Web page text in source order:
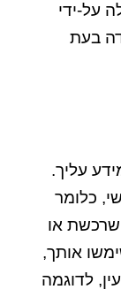
על-ידי
בעת
עליך.
כלומר
שרכשת או
אותך,
לדוגמה